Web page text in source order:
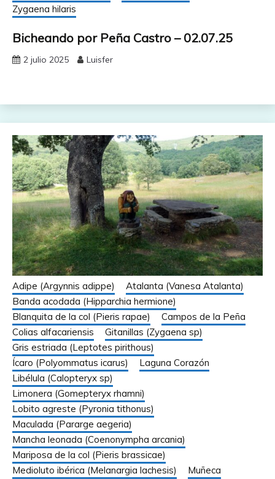
Zygaena hilaris
Bicheando por Peña Castro – 02.07.25
2 julio 2025 Luisfer
Adipe (Argynnis adippe)
Atalanta (Vanesa Atalanta)
Banda acodada (Hipparchia hermione)
Blanquita de la col (Pieris rapae)
Campos de la Peña
Colias alfacariensis
Gitanillas (Zygaena sp)
Gris estriada (Leptotes pirithous)
Ícaro (Polyommatus icarus)
Laguna Corazón
Libélula (Calopteryx sp)
Limonera (Gomepteryx rhamni)
Lobito agreste (Pyronia tithonus)
Maculada (Pararge aegeria)
Mancha leonada (Coenonympha arcania)
Mariposa de la col (Pieris brassicae)
Medioluto ibérica (Melanargia lachesis)
Muñeca